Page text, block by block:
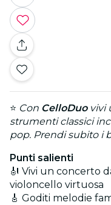
⭐ Con CelloDuovivi
strumenti classici
pop. Prendi subito i
Punti salienti
🎻 Vivi un concerto
violoncello virtuosa
🎸 Goditi melodie